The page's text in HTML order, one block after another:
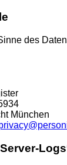
des
München